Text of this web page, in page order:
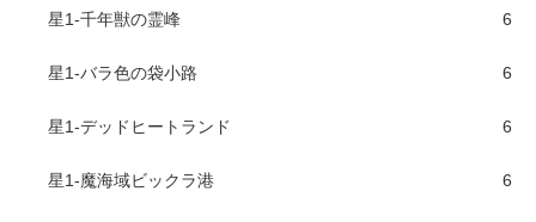
星1-千年獣の霊峰 6
星1-バラ色の袋小路 6
星1-デッドヒートランド 6
星1-魔海域ビックラ港 6